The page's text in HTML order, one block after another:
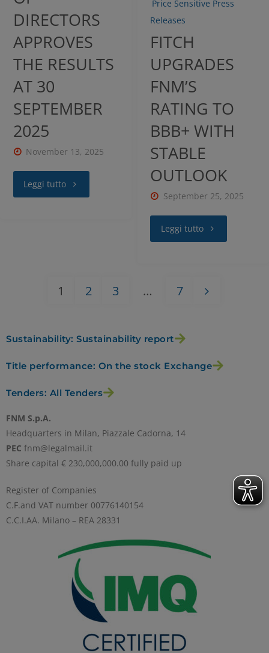
DIRECTORS
APPROVES
THE RESULTS
AT 30
SEPTEMBER
2025
November 13, 2025
Leggi tutto
Price Sensitive Press
Releases
FITCH
UPGRADES
FNM’S
RATING TO
BBB+ WITH
STABLE
OUTLOOK
September 25, 2025
Leggi tutto
1 2 3 … 7
Sustainability: Sustainability report
Title performance: On the stock Exchange
Tenders: All Tenders
FNM S.p.A.
Headquarters in Milan, Piazzale Cadorna, 14
PEC fnm@legalmail.it
Share capital € 230,000,000.00 fully paid up
Register of Companies
C.F.and VAT number 00776140154
C.C.I.AA. Milano – REA 28331
GESTISCI I TUOI COOKIES
ACCETTA